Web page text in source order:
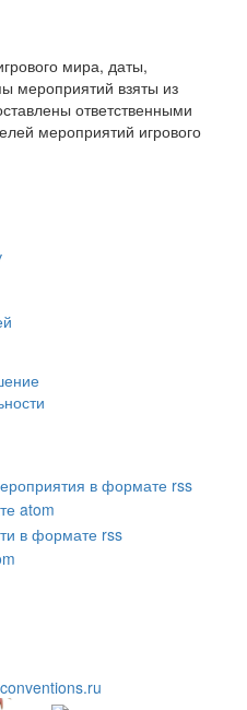
мира, даты,
мероприятий взяты из
ответственными
мероприятий игрового